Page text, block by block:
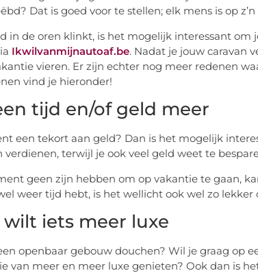
Dat is goed voor te stellen; elk mens is op
in de oren klinkt, is het mogelijk interessant om
Ikwilvanmijnautoaf.be. Nadat je jouw caravan
vieren. Er zijn echter nog meer redenen
vind je hieronder!
tijd en/of geld meer
een tekort aan geld? Dan is het mogelijk
verdienen, terwijl je ook veel geld weet te
geen zijn hebben om op vakantie te gaan,
weer tijd hebt, is het wellicht ook wel zo
wilt iets meer luxe
openbaar gebouw douchen? Wil je graag op
van meer en meer luxe genieten? Ook dan is